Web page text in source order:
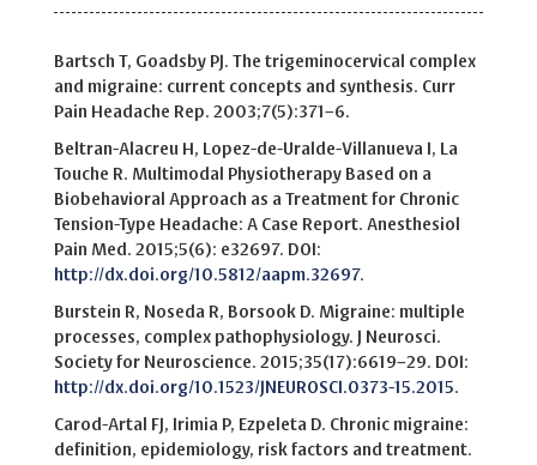
Bartsch T, Goadsby PJ. The trigeminocervical complex
and migraine: current concepts and synthesis. Curr
Pain Headache Rep. 2003;7(5):371–6.
Beltran-Alacreu H, Lopez-de-Uralde-Villanueva I, La
Touche R. Multimodal Physiotherapy Based on a
Biobehavioral Approach as a Treatment for Chronic
Tension-Type Headache: A Case Report. Anesthesiol
Pain Med. 2015;5(6): e32697. DOI:
http://dx.doi.org/10.5812/aapm.32697.
Burstein R, Noseda R, Borsook D. Migraine: multiple
processes, complex pathophysiology. J Neurosci.
Society for Neuroscience. 2015;35(17):6619–29. DOI:
http://dx.doi.org/10.1523/JNEUROSCI.0373-15.2015.
Carod-Artal FJ, Irimia P, Ezpeleta D. Chronic migraine:
definition, epidemiology, risk factors and treatment.